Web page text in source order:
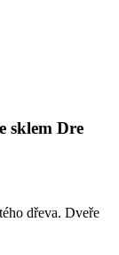
sklem Dre
dřeva. Dveře